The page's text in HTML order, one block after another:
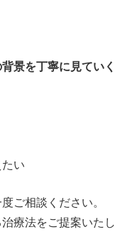
景を丁寧に見ていく
い
ご相談ください。
療法をご提案いたし